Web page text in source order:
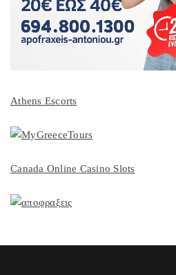
Athens Escorts
Canada Online Casino Slots